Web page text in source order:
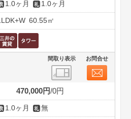
1.0ヶ月 1.0ヶ月
60.55㎡
間取り表示 お問合せ
470,000円 0円
1.0ヶ月 無